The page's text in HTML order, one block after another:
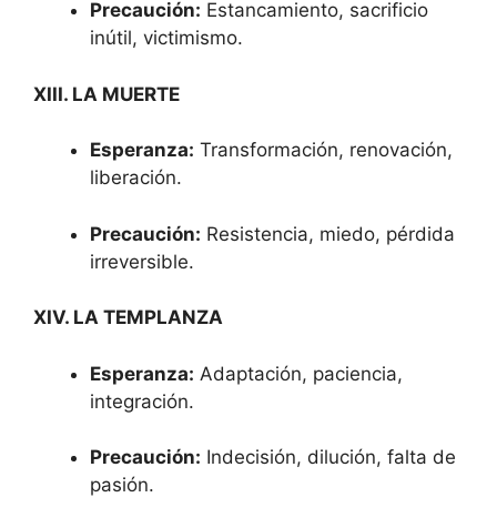
Precaución: Estancamiento, sacrificio
inútil, victimismo.
XIII. LA MUERTE
Esperanza: Transformación, renovación,
liberación.
Precaución: Resistencia, miedo, pérdida
irreversible.
XIV. LA TEMPLANZA
Esperanza: Adaptación, paciencia,
integración.
Precaución: Indecisión, dilución, falta de
pasión.